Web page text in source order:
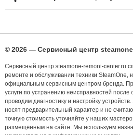
© 2026 — Сервисный центр
Сервисный центр steamone-remont-center.ru
ремонте и обслуживании техники SteamOne,
официальным сервисным центром бренда.
услуги по устранению неисправностей после
проводим диагностику и настройку
носят предварительный характер и не
точную стоимость уточняйте у наших
размещённым на сайте. Мы используем